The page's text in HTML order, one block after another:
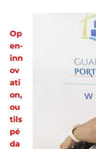
Op
en-
inn
ov
ati
on,
ou
tils
pé
da